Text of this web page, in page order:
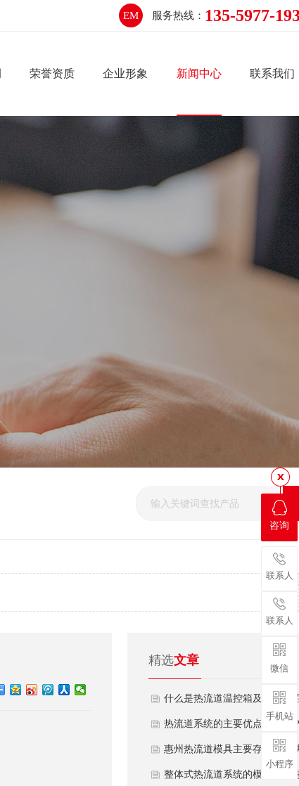
EM 服务热线： 135-5977-
叠层模具热流道
荣誉资质 企业形象 新闻中心 联系我们
精选文章
什么是热流道温控箱及性能介
热流道系统的主要优点是什么
惠州热流道模具主要存在哪些
点问题？
整体式热流道系统的模具结构
咨询
联系人
联系人
微信
手机站
小程序